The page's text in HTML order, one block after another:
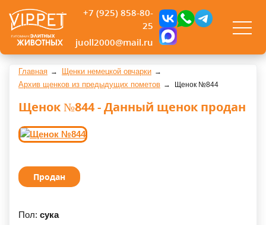
+7 (925) 858-80-
25
juoll2000@mail.ru
Главная
Щенки немецкой овчарки
Архив щенков из предыдущих пометов
Щенок №844
Щенок №844 - Данный щенок продан
Продан
Пол: сука